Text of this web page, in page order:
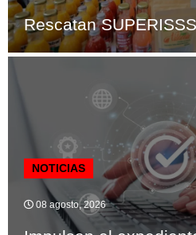
Rescatan
NOTICIAS
08 agosto, 2026